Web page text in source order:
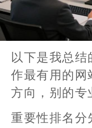
以下是我总结
作最有用的网
方向，别的专
重要性排名分